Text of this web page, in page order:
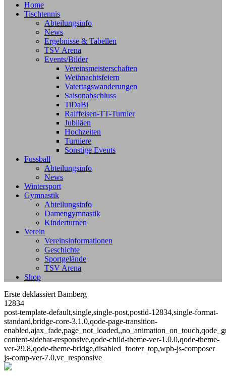
Home
Tischtennis
Abteilungsinfo
News
Ergebnisse & Tabellen
TSV Arena
Events/Bilder
Vereinsmeisterschaften
Weihnachtsfeiern
Vatertagswanderungen
Saisonabschluss
TiDaBi
Raiffeisen-TT-Turnier
Jubiläen
Hochzeiten
Turniere
Sonstige Events
Fussball
Abteilungsinfo
News
Wintersport
Gymnastik
Abteilungsinfo
Damengymnastik
Kinderturnen
Verein
Vereinsinformationen
Geschichte
Sportgelände
TSV Arena
Shop
Erste deklassiert Bamberg
12834
post-template-default,single,single-post,postid-12834,single-format-
standard,bridge-core-3.1.0,qode-page-transition-
content-sidebar-responsive,qode-child-theme-ver-1.0.0,qode-theme-
ver-29.8,qode-theme-bridge,disabled_footer_top,wpb-js-composer
js-comp-ver-7.0,vc_responsive